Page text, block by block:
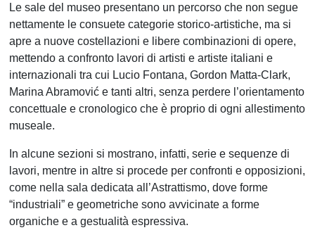
Le sale del museo presentano un percorso che non segue
nettamente le consuete categorie storico-artistiche, ma si
apre a nuove costellazioni e libere combinazioni di opere,
mettendo a confronto lavori di artisti e artiste italiani e
internazionali tra cui Lucio Fontana, Gordon Matta-Clark,
Marina Abramović e tanti altri, senza perdere l’orientamento
concettuale e cronologico che è proprio di ogni allestimento
museale.
In alcune sezioni si mostrano, infatti, serie e sequenze di
lavori, mentre in altre si procede per confronti e opposizioni,
come nella sala dedicata all’Astrattismo, dove forme
“industriali” e geometriche sono avvicinate a forme
organiche e a gestualità espressiva.